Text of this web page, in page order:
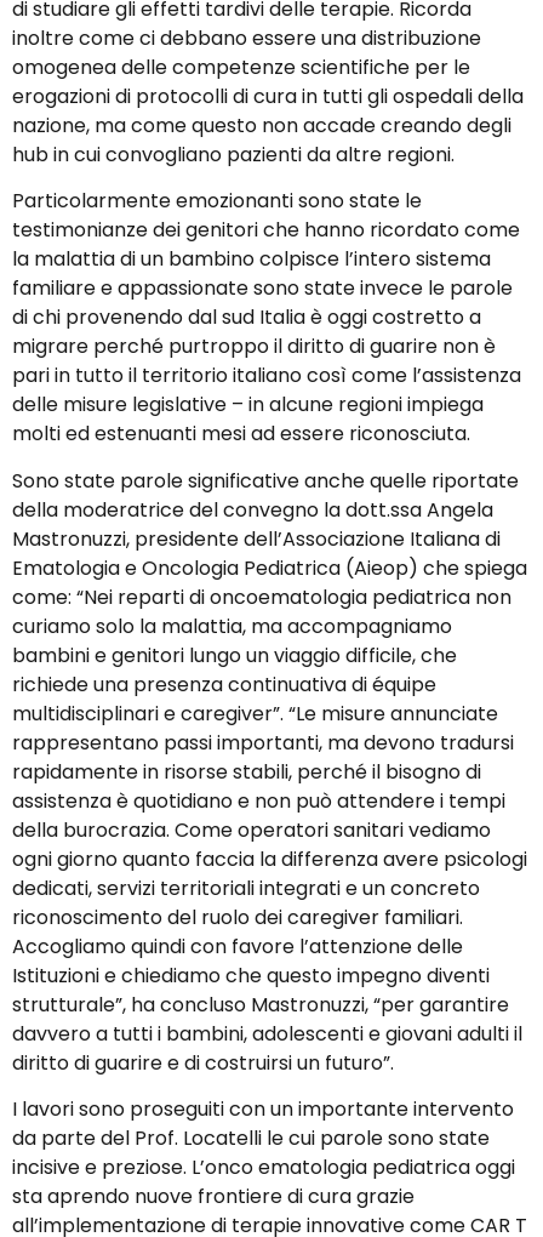
di studiare gli effetti tardivi delle terapie. Ricorda
inoltre come ci debbano essere una distribuzione
omogenea delle competenze scientifiche per le
erogazioni di protocolli di cura in tutti gli ospedali della
nazione, ma come questo non accade creando degli
hub in cui convogliano pazienti da altre regioni.
Particolarmente emozionanti sono state le
testimonianze dei genitori che hanno ricordato come
la malattia di un bambino colpisce l’intero sistema
familiare e appassionate sono state invece le parole
di chi provenendo dal sud Italia è oggi costretto a
migrare perché purtroppo il diritto di guarire non è
pari in tutto il territorio italiano così come l’assistenza
delle misure legislative – in alcune regioni impiega
molti ed estenuanti mesi ad essere riconosciuta.
Sono state parole significative anche quelle riportate
della moderatrice del convegno la dott.ssa Angela
Mastronuzzi, presidente dell’Associazione Italiana di
Ematologia e Oncologia Pediatrica (Aieop) che spiega
come: “Nei reparti di oncoematologia pediatrica non
curiamo solo la malattia, ma accompagniamo
bambini e genitori lungo un viaggio difficile, che
richiede una presenza continuativa di équipe
multidisciplinari e caregiver”. “Le misure annunciate
rappresentano passi importanti, ma devono tradursi
rapidamente in risorse stabili, perché il bisogno di
assistenza è quotidiano e non può attendere i tempi
della burocrazia. Come operatori sanitari vediamo
ogni giorno quanto faccia la differenza avere psicologi
dedicati, servizi territoriali integrati e un concreto
riconoscimento del ruolo dei caregiver familiari.
Accogliamo quindi con favore l’attenzione delle
Istituzioni e chiediamo che questo impegno diventi
strutturale”, ha concluso Mastronuzzi, “per garantire
davvero a tutti i bambini, adolescenti e giovani adulti il
diritto di guarire e di costruirsi un futuro”.
I lavori sono proseguiti con un importante intervento
da parte del Prof. Locatelli le cui parole sono state
incisive e preziose. L’onco ematologia pediatrica oggi
sta aprendo nuove frontiere di cura grazie
all’implementazione di terapie innovative come CAR T